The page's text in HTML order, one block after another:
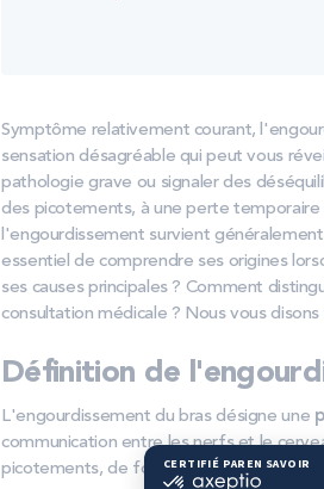
Symptôme relativement courant,
sensation désagréable qui peut vous
pathologie grave ou signaler des
des picotements, à une perte
l'engourdissement survient
essentiel de comprendre ses origines
ses causes principales ? Comment
consultation médicale ? Nous vous disons
Définition de
L'engourdissement du bras désigne une
communication entre les nerfs et le
picotements, de fourmillements ou d'une